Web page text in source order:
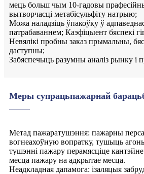
мець больш чым 10-гадовы
вытворчасці метабісульфіту натрыю;
Можа наладзіць ўпакоўку ў
патрабаваннем; Каэфіцыент бяспекі
Невялікі пробны заказ прымальны,
даступны;
Забяспечыць разумны аналіз рынку і
Меры супрацьпажарнай
Метад пажаратушэння: пажарны
вогнеахоўную вопратку, тушыць
тушэнні пажару перамясціце
месца пажару на адкрытае месца.
Неадкладная дапамога: ізаляцыя